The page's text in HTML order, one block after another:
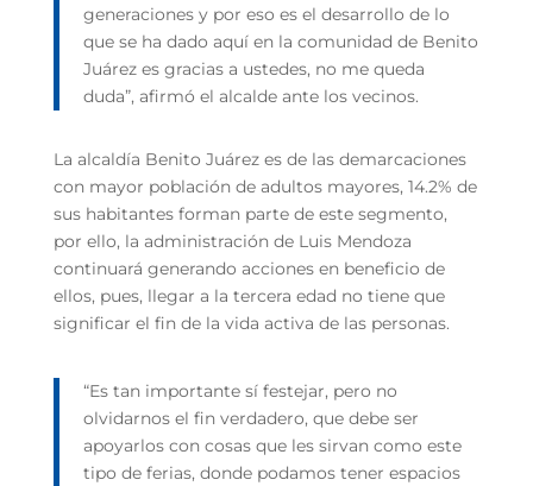
generaciones y por eso es el desarrollo de lo
que se ha dado aquí en la comunidad de Benito
Juárez es gracias a ustedes, no me queda
duda”, afirmó el alcalde ante los vecinos.
La alcaldía Benito Juárez es de las demarcaciones
con mayor población de adultos mayores, 14.2% de
sus habitantes forman parte de este segmento,
por ello, la administración de Luis Mendoza
continuará generando acciones en beneficio de
ellos, pues, llegar a la tercera edad no tiene que
significar el fin de la vida activa de las personas.
“Es tan importante sí festejar, pero no
olvidarnos el fin verdadero, que debe ser
apoyarlos con cosas que les sirvan como este
tipo de ferias, donde podamos tener espacios